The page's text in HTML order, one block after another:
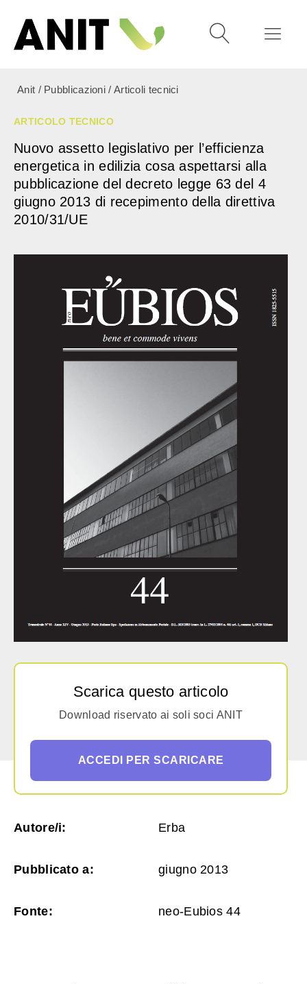
Anit / Pubblicazioni / Articoli tecnici
ARTICOLO TECNICO
Nuovo assetto legislativo per l’efficienza
energetica in edilizia cosa aspettarsi alla
pubblicazione del decreto legge 63 del 4
giugno 2013 di recepimento della direttiva
2010/31/UE
Scarica questo articolo
Download riservato ai soli soci ANIT
ACCEDI PER SCARICARE
Autore/i: Erba
Pubblicato a: giugno 2013
Fonte: neo-Eubios 44